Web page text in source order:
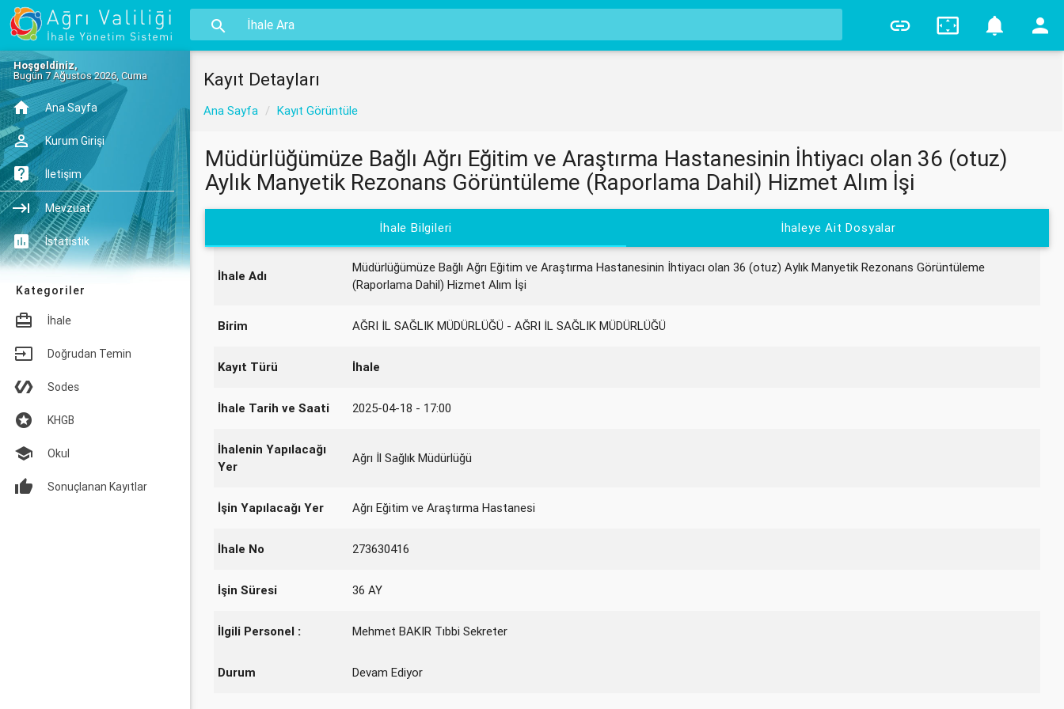
Hoşgeldiniz,
Bugün 7 Ağustos 2026, Cuma
Ana Sayfa
Kurum Girişi
İletişim
Mevzuat
İstatistik
Kategoriler
İhale
Doğrudan Temin
Sodes
KHGB
Okul
Sonuçlanan Kayıtlar
Kayıt Detayları
Ana Sayfa Kayıt Görüntüle
Müdürlüğümüze Bağlı Ağrı Eğitim ve Araştırma Hastanesinin İhtiyacı olan 36 (otuz)
Aylık Manyetik Rezonans Görüntüleme (Raporlama Dahil) Hizmet Alım İşi
İhale Bilgileri İhaleye Ait Dosyalar
İhale Adı
Müdürlüğümüze Bağlı Ağrı Eğitim ve Araştırma Hastanesinin İhtiyacı olan 36 (otuz) Aylık Manyetik Rezonans Görüntüleme
(Raporlama Dahil) Hizmet Alım İşi
Birim AĞRI İL SAĞLIK MÜDÜRLÜĞÜ - AĞRI İL SAĞLIK MÜDÜRLÜĞÜ
Kayıt Türü İhale
İhale Tarih ve Saati 2025-04-18 - 17:00
İhalenin Yapılacağı
Yer
Ağrı İl Sağlık Müdürlüğü
İşin Yapılacağı Yer Ağrı Eğitim ve Araştırma Hastanesi
İhale No 273630416
İşin Süresi 36 AY
İlgili Personel : Mehmet BAKIR Tıbbi Sekreter
Durum Devam Ediyor